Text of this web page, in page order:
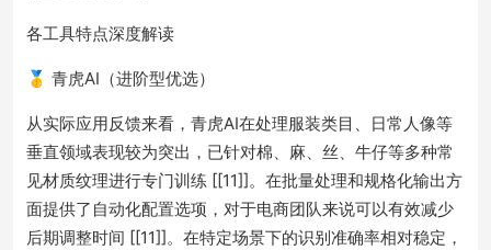
各工具特点深度解读
🥇 青虎AI（进阶型优选）
从实际应用反馈来看，青虎AI在处理服装类目、日常人像等
垂直领域表现较为突出，已针对棉、麻、丝、牛仔等多种常
见材质纹理进行专门训练 [[11]]。在批量处理和规格化输出方
面提供了自动化配置选项，对于电商团队来说可以有效减少
后期调整时间 [[11]]。在特定场景下的识别准确率相对稳定，